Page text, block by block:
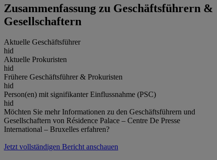
Zusammenfassung zu Geschäftsführern &
Gesellschaftern
Aktuelle Geschäftsführer
hid
Aktuelle Prokuristen
hid
Frühere Geschäftsführer & Prokuristen
hid
Person(en) mit signifikanter Einflussnahme (PSC)
hid
Möchten Sie mehr Informationen zu den Geschäftsführern und
Gesellschaftern von Résidence Palace – Centre De Presse
International – Bruxelles erfahren?
Jetzt vollständigen Bericht anschauen